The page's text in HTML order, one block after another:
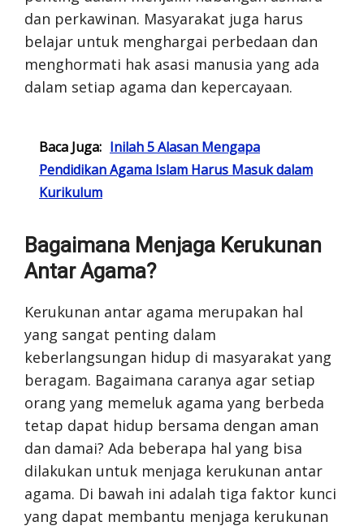
dan perkawinan. Masyarakat juga harus
belajar untuk menghargai perbedaan dan
menghormati hak asasi manusia yang ada
dalam setiap agama dan kepercayaan.
Baca Juga: Inilah 5 Alasan Mengapa
Pendidikan Agama Islam Harus Masuk dalam
Kurikulum
Bagaimana Menjaga Kerukunan
Antar Agama?
Kerukunan antar agama merupakan hal
yang sangat penting dalam
keberlangsungan hidup di masyarakat yang
beragam. Bagaimana caranya agar setiap
orang yang memeluk agama yang berbeda
tetap dapat hidup bersama dengan aman
dan damai? Ada beberapa hal yang bisa
dilakukan untuk menjaga kerukunan antar
agama. Di bawah ini adalah tiga faktor kunci
yang dapat membantu menjaga kerukunan